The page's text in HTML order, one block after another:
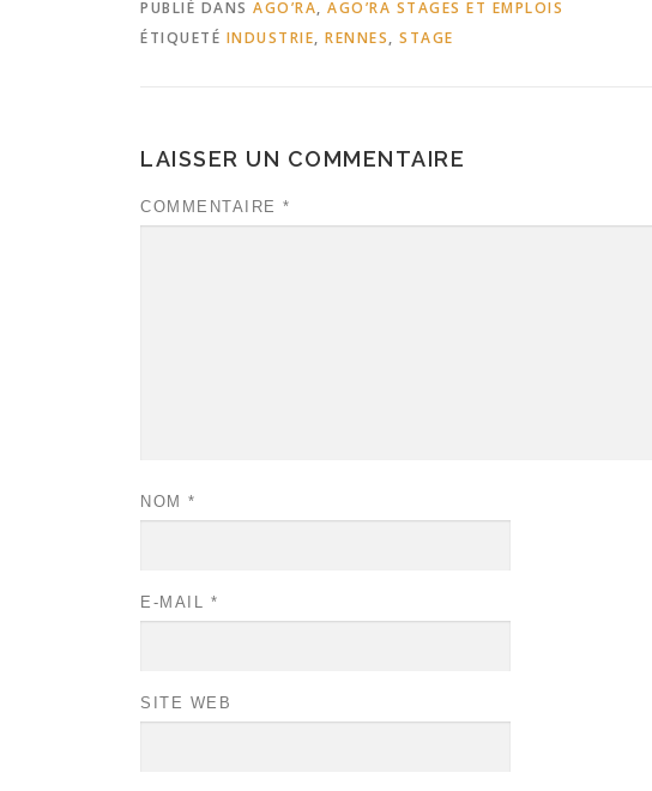
PUBLIÉ DANS AGO’RA, AGO’RA STAGES ET EMPLOIS
ÉTIQUETÉ INDUSTRIE, RENNES, STAGE
LAISSER UN COMMENTAIRE
COMMENTAIRE *
NOM *
E-MAIL *
SITE WEB